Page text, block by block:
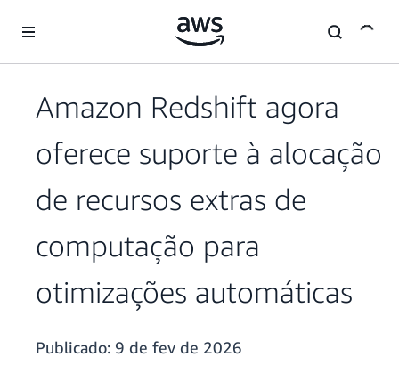
Pular para o conteúdo principal
Amazon Redshift agora
oferece suporte à alocação
de recursos extras de
computação para
otimizações automáticas
Publicado: 9 de fev de 2026